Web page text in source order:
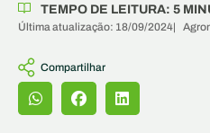
TEMPO DE LEITURA: 5
Última atualização: 18/09/2024|
Compartilhar